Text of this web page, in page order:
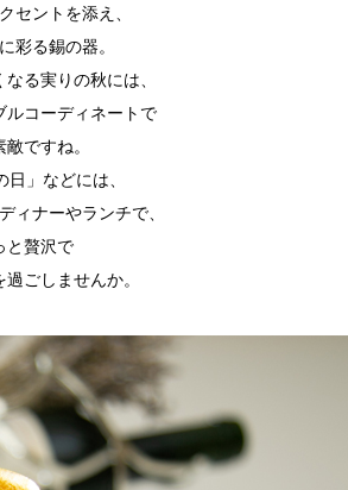
セントを添え、
彩る錫の器。
る実りの秋には、
ルコーディネートで
ですね。
日」などには、
ィナーやランチで、
と贅沢で
ごしませんか。